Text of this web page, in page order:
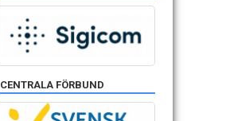
CENTRALA FÖRBUND